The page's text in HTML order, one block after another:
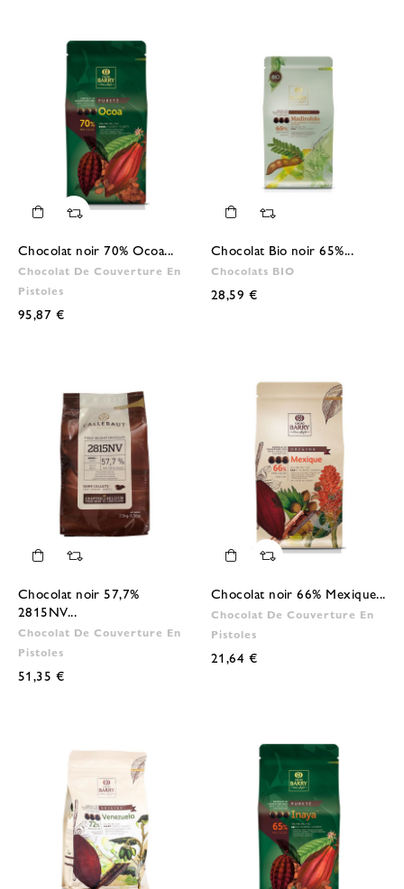
Chocolat noir 70% Ocoa...
Chocolat De Couverture En
Pistoles
95,87 €
Chocolat Bio noir 65%...
Chocolats BIO
28,59 €
Chocolat noir 57,7%
2815NV...
Chocolat De Couverture En
Pistoles
51,35 €
Chocolat noir 66% Mexique...
Chocolat De Couverture En
Pistoles
21,64 €